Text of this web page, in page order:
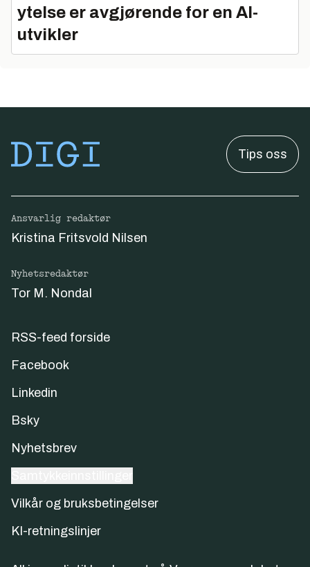
ytelse er avgjørende for en AI-
utvikler
Tips oss
Ansvarlig redaktør
Kristina Fritsvold Nilsen
Nyhetsredaktør
Tor M. Nondal
RSS-feed forside
Facebook
Linkedin
Bsky
Nyhetsbrev
Vilkår og bruksbetingelser
KI-retningslinjer